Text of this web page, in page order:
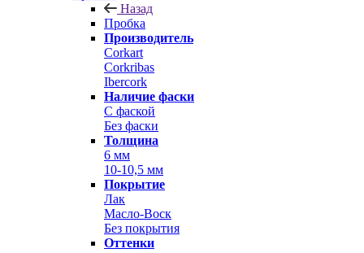
Назад
Пробка
Производитель
Corkart
Corkribas
Ibercork
Наличие фаски
С фаской
Без фаски
Толщина
6 мм
10-10,5 мм
Покрытие
Лак
Масло-Воск
Без покрытия
Оттенки